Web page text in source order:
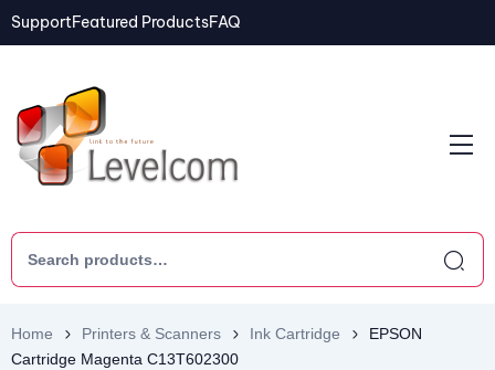
SupportFeatured ProductsFAQ
Home Printers & Scanners Ink Cartridge
EPSON
Cartridge Magenta C13T602300